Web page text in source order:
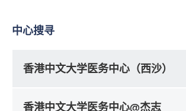
中心搜寻
香港中文大学医务中心（西沙）
香港中文大学医务中心@杰志